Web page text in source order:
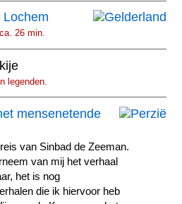
26 min.
legenden.
mensenetende
van Sinbad de Zeeman.
van mij het verhaal
het is nog
die ik hiervoor heb